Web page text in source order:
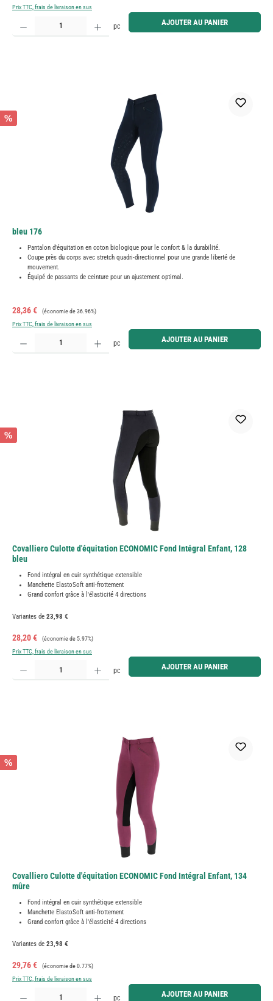
Prix TTC, frais de livraison en sus
Quantité de produit : Entrez la quantité souhaitée ou utilisez les boutons pour augmenter ou
pc AJOUTER AU PANIER
%
bleu 176
Pantalon d'équitation en coton biologique pour le confort & la durabilité.
Coupe près du corps avec stretch quadri-directionnel pour une grande liberté de
mouvement.
Équipé de passants de ceinture pour un ajustement optimal.
Prix de vente :
28,36 € Prix régulier :
(économie de 36.96%)
Prix TTC, frais de livraison en sus
Quantité de produit : Entrez la quantité souhaitée ou utilisez les boutons pour augmenter ou
pc AJOUTER AU PANIER
%
Covalliero Culotte d'équitation ECONOMIC Fond Intégral Enfant, 128
bleu
Fond intégral en cuir synthétique extensible
Manchette ElastoSoft anti-frottement
Grand confort grâce à l'élasticité 4 directions
Variantes de 23,98 €
Prix de vente :
28,20 € Prix régulier :
(économie de 5.97%)
Prix TTC, frais de livraison en sus
Quantité de produit : Entrez la quantité souhaitée ou utilisez les boutons pour augmenter ou
pc AJOUTER AU PANIER
%
Covalliero Culotte d'équitation ECONOMIC Fond Intégral Enfant, 134
mûre
Fond intégral en cuir synthétique extensible
Manchette ElastoSoft anti-frottement
Grand confort grâce à l'élasticité 4 directions
Variantes de 23,98 €
Prix de vente :
29,76 € Prix régulier :
(économie de 0.77%)
Prix TTC, frais de livraison en sus
Quantité de produit : Entrez la quantité souhaitée ou utilisez les boutons pour augmenter ou
pc AJOUTER AU PANIER